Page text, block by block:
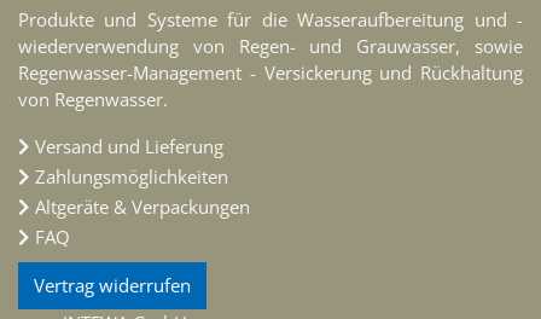
Produkte und Systeme für die Wasseraufbereitung und -
wiederverwendung von Regen- und Grauwasser, sowie
Regenwasser-Management - Versickerung und Rückhaltung
von Regenwasser.
Versand und Lieferung
Zahlungsmöglichkeiten
Altgeräte & Verpackungen
FAQ
Vertrag widerrufen